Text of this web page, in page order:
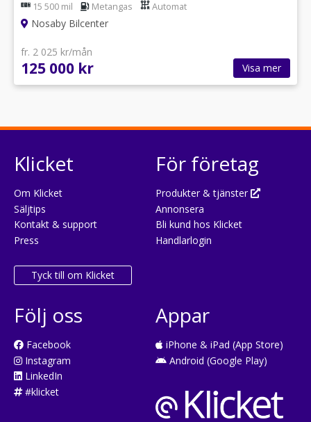
15 500 mil Metangas Automat
Nosaby Bilcenter
fr. 2 025 kr/mån
125 000 kr Visa mer
Klicket
Om Klicket
Säljtips
Kontakt & support
Press
Tyck till om Klicket
För företag
Produkter & tjänster
Annonsera
Bli kund hos Klicket
Handlarlogin
Följ oss
Facebook
Instagram
LinkedIn
#klicket
Appar
iPhone & iPad (App Store)
Android (Google Play)